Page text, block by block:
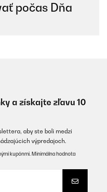
počas Dňa
a získajte zľavu 10
aby ste boli medzi
výpredajoch.
kupónmi. Minimálna hodnota